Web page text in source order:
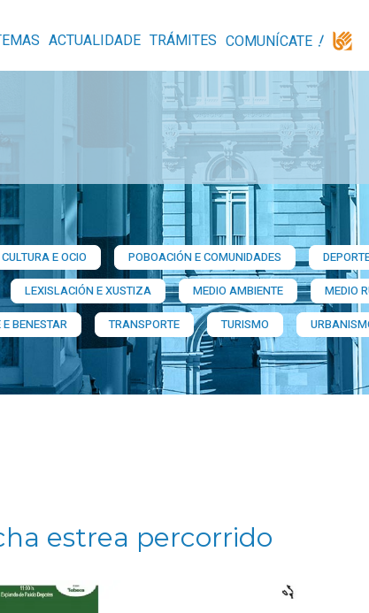
ACTUALIDADE TRÁMITES COMUNÍCATE
CULTURA E OCIO POBOACIÓN E COMUNIDADES
LEXISLACIÓN E XUSTIZA MEDIO AMBIENTE MEDIO
BENESTAR TRANSPORTE TURISMO
estrea percorrido